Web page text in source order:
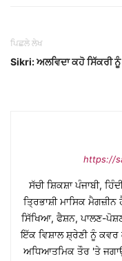
ਪਿਛਲੇ ਲੇਖ
Sikri: ਅਲਵਿਦਾ ਕਹੋ ਸਿੱਕਰੀ ਨੂੰ
https://
ਸੱਚੀ ਸ਼ਿਕਸ਼ਾ ਪੰਜਾਬੀ,
ਤ੍ਰਿਭਾਸ਼ੀ ਮਾਸਿਕ
ਸਿੱਖਿਆ, ਫੈਸ਼ਨ, ਪਾਲਣ-
ਇੱਕ ਵਿਸ਼ਾਲ ਸ਼੍ਰੇਣੀ ਨੂੰ
ਅਧਿਆਤਮਿਕ ਤੌਰ 'ਤੇ